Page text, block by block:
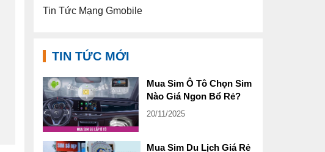
Tin Tức Mạng Gmobile
TIN TỨC MỚI
Mua Sim Ô Tô Chọn Sim
Nào Giá Ngon Bổ Rẻ?
20/11/2025
Mua Sim Du Lịch Giá Rẻ